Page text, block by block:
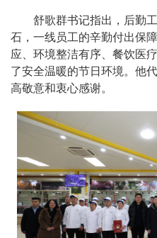
舒歌群书记指出，后勤
石，一线员工的辛勤付出保
应、环境整洁有序、餐饮医
了安全温暖的节日环境。他
高敬意和衷心感谢。